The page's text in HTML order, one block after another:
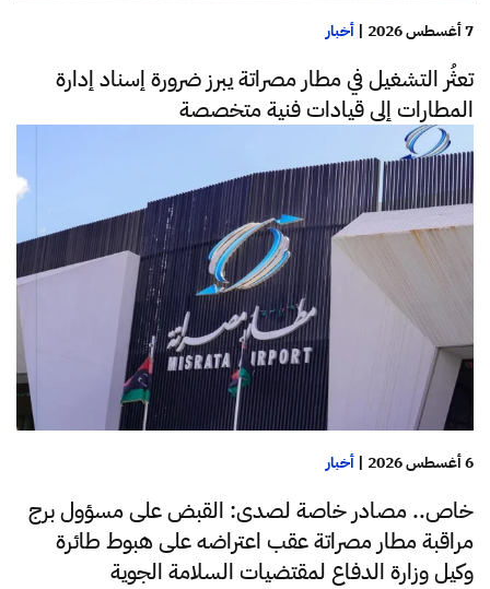
7 أغسطس 2026 | أخبار
تعثُر التشغيل في مطار مصراتة يبرز ضرورة إسناد إدارة
المطارات إلى قيادات فنية متخصصة
6 أغسطس 2026 | أخبار
خاص.. مصادر خاصة لصدى: القبض على مسؤول برج
مراقبة مطار مصراتة عقب اعتراضه على هبوط طائرة
وكيل وزارة الدفاع لمقتضيات السلامة الجوية